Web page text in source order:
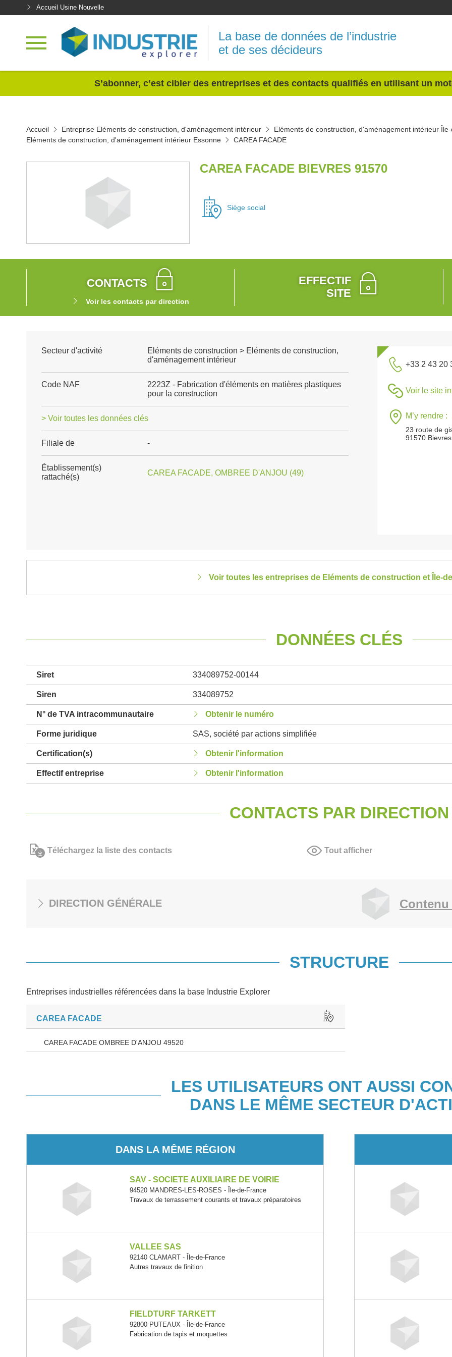
Accueil Usine Nouvelle
La base de données de l’industrie
et de ses décideurs
S’abonner, c’est cibler des entreprises et des contacts qualifiés en utilisant un
Accueil Entreprise Eléments de construction, d'aménagement intérieur
Eléments de construction, d'aménagement intérieur
Eléments de construction, d'aménagement intérieur Essonne
CAREA FACADE
CAREA FACADE BIEVRES 91570
Siège social
CONTACTS
Voir les contacts par direction
EFFECTIF
SITE
Secteur d'activité
Eléments de construction > Eléments de construction,
d'aménagement intérieur
Code NAF
2223Z - Fabrication d'éléments en matières plastiques
pour la construction
> Voir toutes les données clés
Filiale de -
Établissement(s)
rattaché(s)
CAREA FACADE, OMBREE D'ANJOU (49)
+33 2 43 20
Voir le site
M’y rendre :
23 route de
91570 Bievres
Voir toutes les entreprises de Eléments de construction et Île-
DONNÉES CLÉS
Siret 334089752-00144
Siren 334089752
N° de TVA intracommunautaire Obtenir le numéro
Forme juridique SAS, société par actions simplifiée
Certification(s) Obtenir l'information
Effectif entreprise Obtenir l'information
CONTACTS PAR DIRECTION
Téléchargez la liste des contacts Tout afficher
DIRECTION GÉNÉRALE
STRUCTURE
Entreprises industrielles référencées dans la base Industrie Explorer
CAREA FACADE
CAREA FACADE OMBREE D'ANJOU 49520
LES UTILISATEURS ONT AUSSI
DANS LE MÊME SECTEUR
DANS LA MÊME RÉGION
SAV - SOCIETE AUXILIAIRE DE VOIRIE
94520 MANDRES-LES-ROSES - Île-de-France
Travaux de terrassement courants et travaux préparatoires
VALLEE SAS
92140 CLAMART - Île-de-France
Autres travaux de finition
FIELDTURF TARKETT
92800 PUTEAUX - Île-de-France
Fabrication de tapis et moquettes